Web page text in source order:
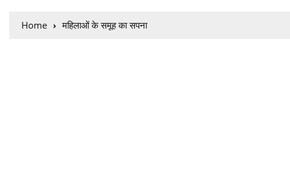
Home महिलाओं के समूह का सपना